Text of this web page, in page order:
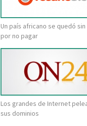
Un país africano se quedó
por no pagar
Los grandes de Internet
sus dominios